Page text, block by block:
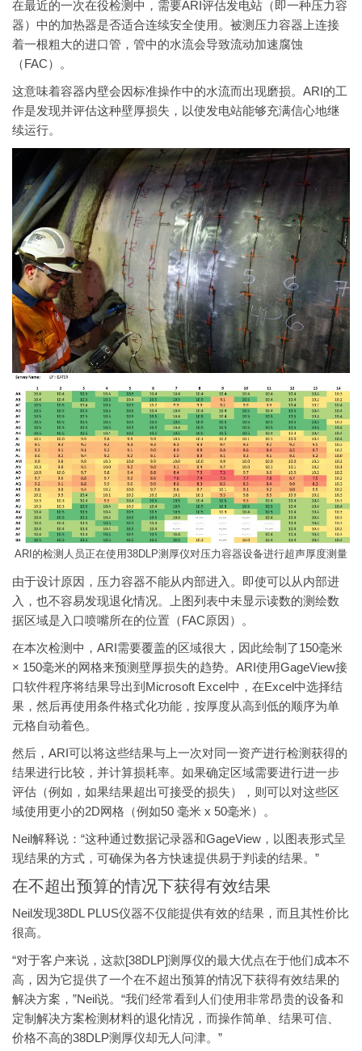
在最近的一次在役检测中，需要ARI评估发电站（即一种压力容
器）中的加热器是否适合连续安全使用。被测压力容器上连接
着一根粗大的进口管，管中的水流会导致流动加速腐蚀
（FAC）。
这意味着容器内壁会因标准操作中的水流而出现磨损。ARI的工
作是发现并评估这种壁厚损失，以使发电站能够充满信心地继
续运行。
ARI的检测人员正在使用38DLP测厚仪对压力容器设备进行超声厚度测量
由于设计原因，压力容器不能从内部进入。即使可以从内部进
入，也不容易发现退化情况。上图列表中未显示读数的测绘数
据区域是入口喷嘴所在的位置（FAC原因）。
在本次检测中，ARI需要覆盖的区域很大，因此绘制了150毫米
× 150毫米的网格来预测壁厚损失的趋势。ARI使用GageView接
口软件程序将结果导出到Microsoft Excel中，在Excel中选择结
果，然后再使用条件格式化功能，按厚度从高到低的顺序为单
元格自动着色。
然后，ARI可以将这些结果与上一次对同一资产进行检测获得的
结果进行比较，并计算损耗率。如果确定区域需要进行进一步
评估（例如，如果结果超出可接受的损失），则可以对这些区
域使用更小的2D网格（例如50 毫米 x 50毫米）。
Neil解释说：“这种通过数据记录器和GageView，以图表形式呈
现结果的方式，可确保为各方快速提供易于判读的结果。”
在不超出预算的情况下获得有效结果
Neil发现38DL PLUS仪器不仅能提供有效的结果，而且其性价比
很高。
“对于客户来说，这款[38DLP]测厚仪的最大优点在于他们成本不
高，因为它提供了一个在不超出预算的情况下获得有效结果的
解决方案，”Neil说。“我们经常看到人们使用非常昂贵的设备和
定制解决方案检测材料的退化情况，而操作简单、结果可信、
价格不高的38DLP测厚仪却无人问津。”